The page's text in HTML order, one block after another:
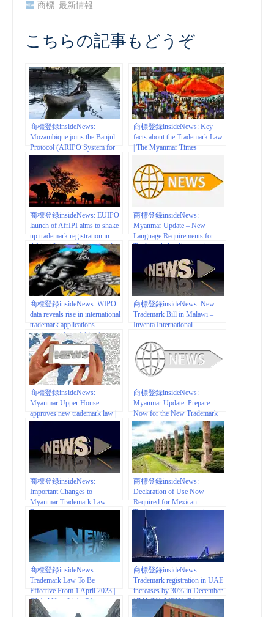
商標_最新情報
こちらの記事もどうぞ
商標登録insideNews:
Mozambique joins the Banjul
Protocol (ARIPO System for
Trademark Registration) –
Inventa International
商標登録insideNews: Key
facts about the Trademark Law
| The Myanmar Times
商標登録insideNews: EUIPO
launch of AfrIPI aims to shake
up trademark registration in
Africa | Inventa International
商標登録insideNews:
Myanmar Update – New
Language Requirements for
Trademark Applications |
Spruson & Ferguson
商標登録insideNews: WIPO
data reveals rise in international
trademark applications
originating from Africa |
Inventa International
商標登録insideNews: New
Trademark Bill in Malawi –
Inventa International
商標登録insideNews:
Myanmar Upper House
approves new trademark law |
Spruson & Ferguson
商標登録insideNews:
Myanmar Update: Prepare
Now for the New Trademark
Law – Lexology
商標登録insideNews:
Important Changes to
Myanmar Trademark Law –
Deacons
商標登録insideNews:
Declaration of Use Now
Required for Mexican
Trademark Registration |
natlawreview.com
商標登録insideNews:
Trademark Law To Be
Effective From 1 April 2023 |
Global New Light Of
Myanmar
商標登録insideNews:
Trademark registration in UAE
increases by 30% in December
| ZAWYA MENA Edition